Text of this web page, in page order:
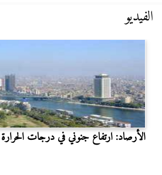
الفيديو
الأرصاد: ارتفاع جنوني في درجات الحرارة تصل لـ 35